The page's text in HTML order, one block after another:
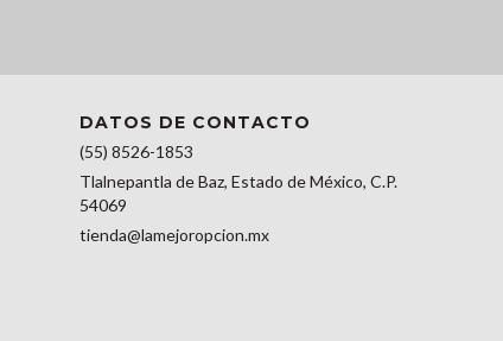
DATOS DE CONTACTO
(55) 8526-1853
Tlalnepantla de Baz, Estado de México, C.P.
54069
tienda@lamejoropcion.mx